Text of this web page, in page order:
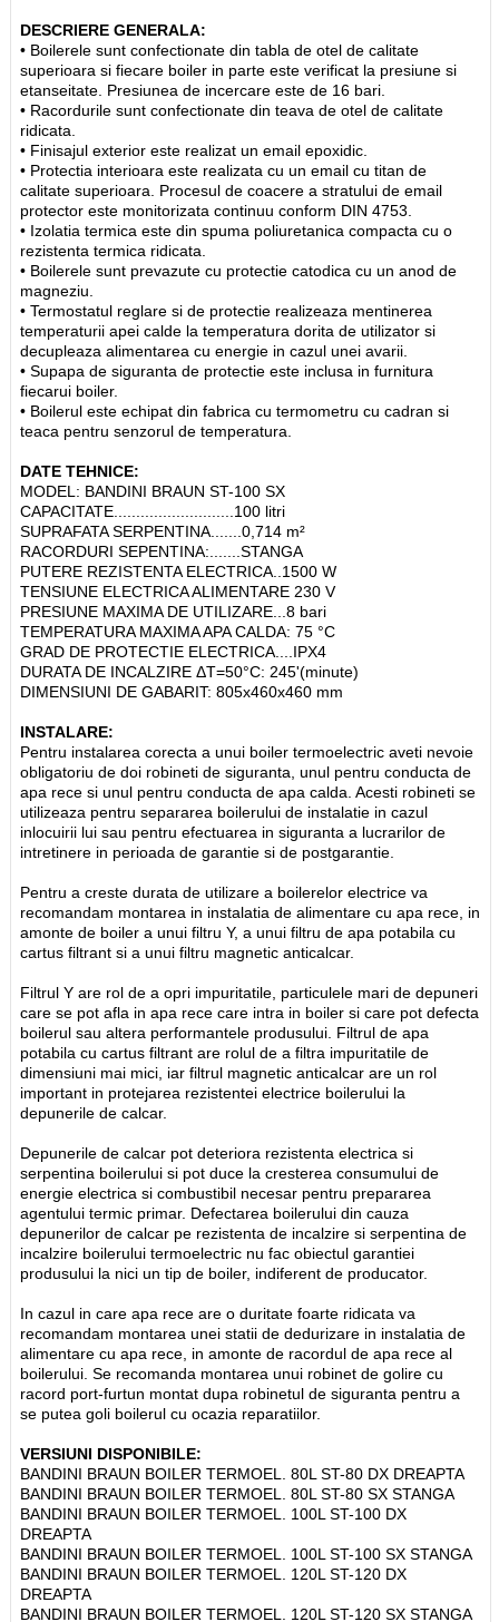
DESCRIERE GENERALA:
• Boilerele sunt confectionate din tabla de otel de calitate
superioara si fiecare boiler in parte este verificat la presiune si
etanseitate. Presiunea de incercare este de 16 bari.
• Racordurile sunt confectionate din teava de otel de calitate
ridicata.
• Finisajul exterior este realizat un email epoxidic.
• Protectia interioara este realizata cu un email cu titan de
calitate superioara. Procesul de coacere a stratului de email
protector este monitorizata continuu conform DIN 4753.
• Izolatia termica este din spuma poliuretanica compacta cu o
rezistenta termica ridicata.
• Boilerele sunt prevazute cu protectie catodica cu un anod de
magneziu.
• Termostatul reglare si de protectie realizeaza mentinerea
temperaturii apei calde la temperatura dorita de utilizator si
decupleaza alimentarea cu energie in cazul unei avarii.
• Supapa de siguranta de protectie este inclusa in furnitura
fiecarui boiler.
• Boilerul este echipat din fabrica cu termometru cu cadran si
teaca pentru senzorul de temperatura.
DATE TEHNICE:
MODEL: BANDINI BRAUN ST-100 SX
CAPACITATE...........................100 litri
SUPRAFATA SERPENTINA.......0,714 m²
RACORDURI SEPENTINA:.......STANGA
PUTERE REZISTENTA ELECTRICA..1500 W
TENSIUNE ELECTRICA ALIMENTARE 230 V
PRESIUNE MAXIMA DE UTILIZARE...8 bari
TEMPERATURA MAXIMA APA CALDA: 75 °C
GRAD DE PROTECTIE ELECTRICA....IPX4
DURATA DE INCALZIRE ΔT=50°C: 245'(minute)
DIMENSIUNI DE GABARIT: 805x460x460 mm
INSTALARE:
Pentru instalarea corecta a unui boiler termoelectric aveti nevoie
obligatoriu de doi robineti de siguranta, unul pentru conducta de
apa rece si unul pentru conducta de apa calda. Acesti robineti se
utilizeaza pentru separarea boilerului de instalatie in cazul
inlocuirii lui sau pentru efectuarea in siguranta a lucrarilor de
intretinere in perioada de garantie si de postgarantie.
Pentru a creste durata de utilizare a boilerelor electrice va
recomandam montarea in instalatia de alimentare cu apa rece, in
amonte de boiler a unui filtru Y, a unui filtru de apa potabila cu
cartus filtrant si a unui filtru magnetic anticalcar.
Filtrul Y are rol de a opri impuritatile, particulele mari de depuneri
care se pot afla in apa rece care intra in boiler si care pot defecta
boilerul sau altera performantele produsului. Filtrul de apa
potabila cu cartus filtrant are rolul de a filtra impuritatile de
dimensiuni mai mici, iar filtrul magnetic anticalcar are un rol
important in protejarea rezistentei electrice boilerului la
depunerile de calcar.
Depunerile de calcar pot deteriora rezistenta electrica si
serpentina boilerului si pot duce la cresterea consumului de
energie electrica si combustibil necesar pentru prepararea
agentului termic primar. Defectarea boilerului din cauza
depunerilor de calcar pe rezistenta de incalzire si serpentina de
incalzire boilerului termoelectric nu fac obiectul garantiei
produsului la nici un tip de boiler, indiferent de producator.
In cazul in care apa rece are o duritate foarte ridicata va
recomandam montarea unei statii de dedurizare in instalatia de
alimentare cu apa rece, in amonte de racordul de apa rece al
boilerului. Se recomanda montarea unui robinet de golire cu
racord port-furtun montat dupa robinetul de siguranta pentru a
se putea goli boilerul cu ocazia reparatiilor.
VERSIUNI DISPONIBILE:
BANDINI BRAUN BOILER TERMOEL. 80L ST-80 DX DREAPTA
BANDINI BRAUN BOILER TERMOEL. 80L ST-80 SX STANGA
BANDINI BRAUN BOILER TERMOEL. 100L ST-100 DX
DREAPTA
BANDINI BRAUN BOILER TERMOEL. 100L ST-100 SX STANGA
BANDINI BRAUN BOILER TERMOEL. 120L ST-120 DX
DREAPTA
BANDINI BRAUN BOILER TERMOEL. 120L ST-120 SX STANGA